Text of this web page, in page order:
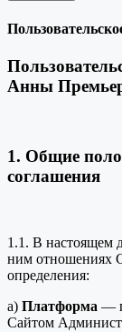
Анны
1. Общие
соглашения
1.1. В настоящем
ним отношениях
определения:
а) Платформа —
Сайтом